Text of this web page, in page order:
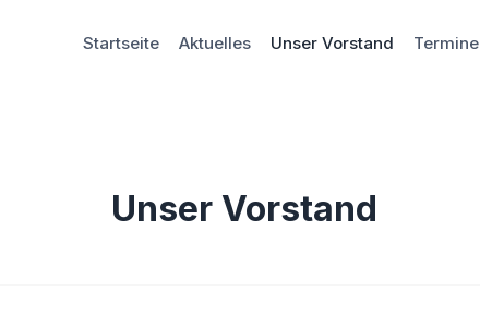
Startseite Aktuelles Unser Vorstand Termine
Unser Vorstand